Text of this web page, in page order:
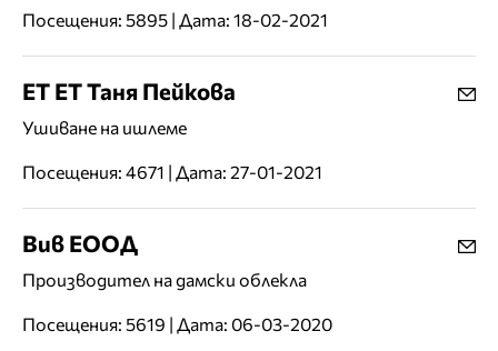
Посещения: 5895 | Дата: 18-02-2021
ЕТ ЕТ Таня Пейкова
Ушиване на ишлеме
Посещения: 4671 | Дата: 27-01-2021
Вив ЕООД
Производител на дамски облекла
Посещения: 5619 | Дата: 06-03-2020